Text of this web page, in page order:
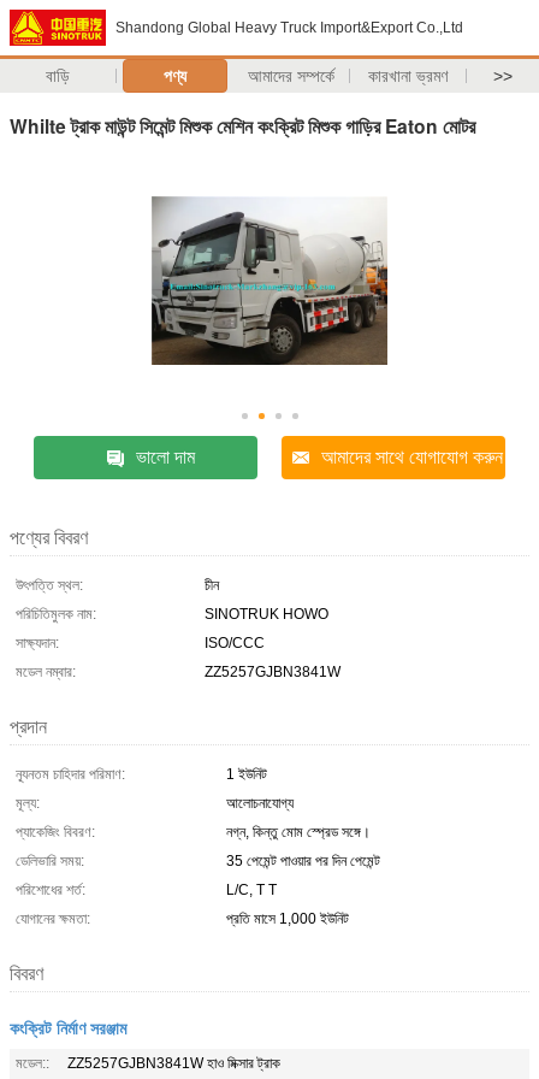
Shandong Global Heavy Truck Import&Export Co.,Ltd
বাড়ি পণ্য আমাদের সম্পর্কে কারখানা ভ্রমণ >>
Whilte ট্রাক মাউন্ট সিমেন্ট মিশুক মেশিন কংক্রিট মিশুক গাড়ির Eaton মোটর
ভালো দাম আমাদের সাথে যোগাযোগ করুন
পণ্যের বিবরণ
উৎপত্তি স্থল:
চীন
পরিচিতিমুলক নাম:
SINOTRUK HOWO
সাক্ষ্যদান:
ISO/CCC
মডেল নম্বার:
ZZ5257GJBN3841W
প্রদান
ন্যূনতম চাহিদার পরিমাণ:
1 ইউনিট
মূল্য:
আলোচনাযোগ্য
প্যাকেজিং বিবরণ:
নগ্ন, কিন্তু মোম স্প্রেড সঙ্গে।
ডেলিভারি সময়:
35 পেমেন্ট পাওয়ার পর দিন পেমেন্ট
পরিশোধের শর্ত:
L/C, T T
যোগানের ক্ষমতা:
প্রতি মাসে 1,000 ইউনিট
বিবরণ
কংক্রিট নির্মাণ সরঞ্জাম
মডেল::
ZZ5257GJBN3841W হাও মিক্সার ট্রাক